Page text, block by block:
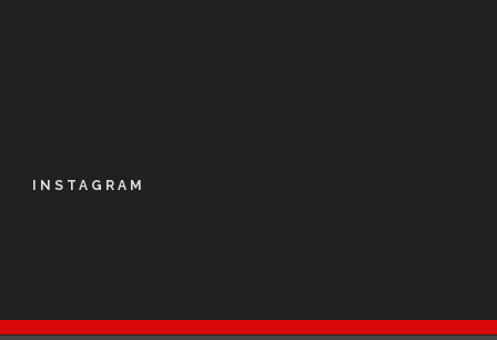
INSTAGRAM